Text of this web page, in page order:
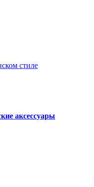
стиле
аксессуары